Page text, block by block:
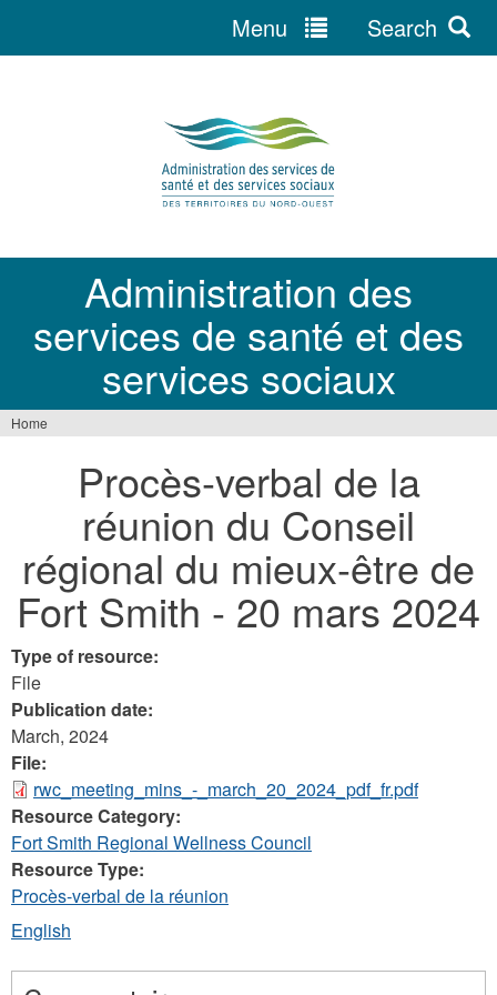
Administration des
services de santé et des
services sociaux
Menu Search
Home
Procès-verbal de la
réunion du Conseil
régional du mieux-être de
Fort Smith - 20 mars 2024
Type of resource:
File
Publication date:
March, 2024
File:
rwc_meeting_mins_-_march_20_2024_pdf_fr.pdf
Resource Category:
Fort Smith Regional Wellness Council
Resource Type:
Procès-verbal de la réunion
English